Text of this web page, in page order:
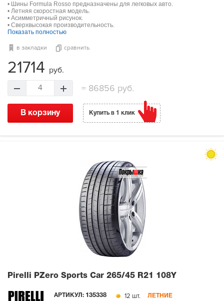
• Шины Formula Rosso предназначены для легковых авто.
• Летняя скоростная модель.
• Асимметричный рисунок.
• Сверхвысокая производительность.
Показать полностью
в закладки сравнить
21714 руб.
4 = 86856 руб.
В корзину Купить в 1 клик
Pirelli PZero Sports Car 265/45 R21 108Y
АРТИКУЛ: 135338 12 шт. ЛЕТНИЕ